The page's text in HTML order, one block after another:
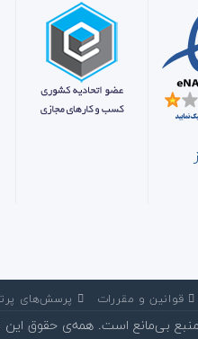
‌ قوانین و مقررات پرسش‌های
است. همه‌ی حقوق این تارنما